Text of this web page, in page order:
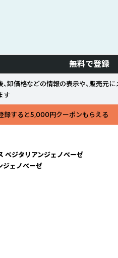
無料で登録
、卸価格などの情報の表示や、販売元
す
登録すると5,000円クーポンもらえる
ベジタリアンジェノベーゼ
ジェノベーゼ